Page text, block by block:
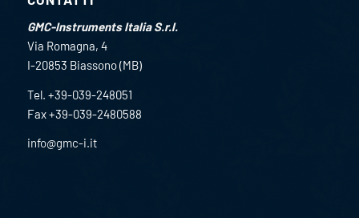
GMC-Instruments Italia S.r.l.
Via Romagna, 4
I-20853 Biassono (MB)
Tel. +39-039-248051
Fax +39-039-2480588
info@gmc-i.it